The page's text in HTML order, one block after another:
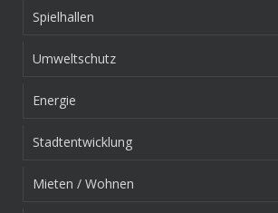
Spielhallen
Umweltschutz
Energie
Stadtentwicklung
Mieten / Wohnen